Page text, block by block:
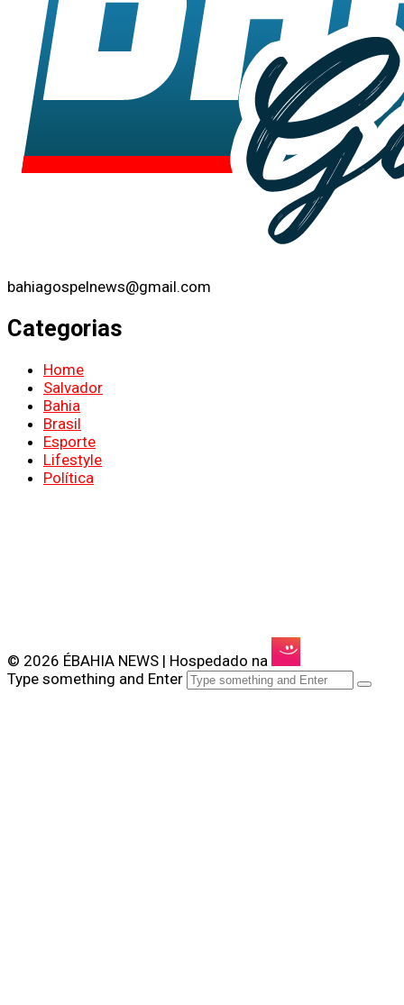
bahiagospelnews@gmail.com
Categorias
Home
Salvador
Bahia
Brasil
Esporte
Lifestyle
Política
© 2026 ÉBAHIA NEWS | Hospedado na
Type something and Enter